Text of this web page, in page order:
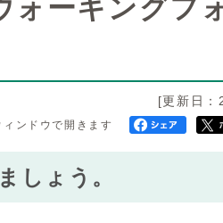
ーキングフ
[更新日
ンドウで開きます
しょう。